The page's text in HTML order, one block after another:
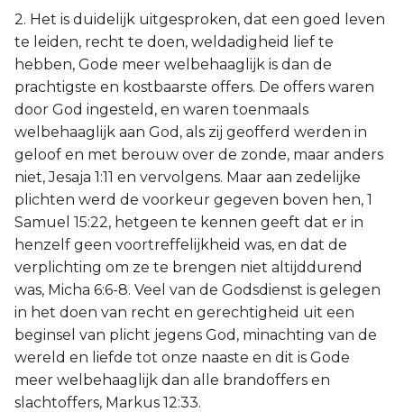
2. Het is duidelijk uitgesproken, dat een goed leven
te leiden, recht te doen, weldadigheid lief te
hebben, Gode meer welbehaaglijk is dan de
prachtigste en kostbaarste offers. De offers waren
door God ingesteld, en waren toenmaals
welbehaaglijk aan God, als zij geofferd werden in
geloof en met berouw over de zonde, maar anders
niet, Jesaja 1:11 en vervolgens. Maar aan zedelijke
plichten werd de voorkeur gegeven boven hen, 1
Samuel 15:22, hetgeen te kennen geeft dat er in
henzelf geen voortreffelijkheid was, en dat de
verplichting om ze te brengen niet altijddurend
was, Micha 6:6-8. Veel van de Godsdienst is gelegen
in het doen van recht en gerechtigheid uit een
beginsel van plicht jegens God, minachting van de
wereld en liefde tot onze naaste en dit is Gode
meer welbehaaglijk dan alle brandoffers en
slachtoffers, Markus 12:33.